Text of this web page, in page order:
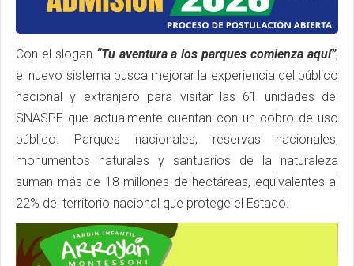
Con el slogan “Tu aventura a los parques comienza aquí”,
el nuevo sistema busca mejorar la experiencia del público
nacional y extranjero para visitar las 61 unidades del
SNASPE que actualmente cuentan con un cobro de uso
público. Parques nacionales, reservas nacionales,
monumentos naturales y santuarios de la naturaleza
suman más de 18 millones de hectáreas, equivalentes al
22% del territorio nacional que protege el Estado.